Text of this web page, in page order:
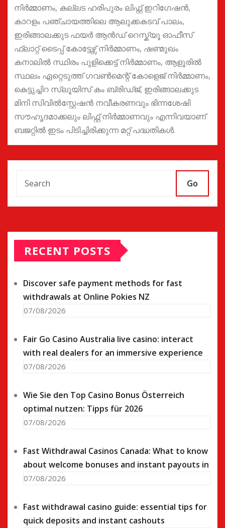
നിർമ്മാണം, കല്ലട ഹരിപുരം ലിഫ്റ്റ് ഇറിഗേഷൻ,
കാറളം പഞ്ചായത്തിലെ ആലുക്കകടവ് പാലം,
ഇരിങ്ങാലക്കുട ഫയർ ആൻഡ് റെസ്ക്യൂ ഓഫീസ്
ഫ്ലാറ്റ് ടൈപ്പ് കോട്ടേഴ്സ് നിർമ്മാണം, ഷണ്മുഖം
കനാലിൽ സ്ഥിരം പുളിക്കെട്ട് നിർമ്മാണം, ആളൂരിൽ
സ്ഥലം ഏറ്റെടുത്ത് ഗവൺമെന്റ് കോളെജ് നിർമ്മാണം,
കെട്ടുച്ചിറ സ്ലൂയിസ് കം ബ്രിഡ്ജ്, ഇരിങ്ങാലക്കുട
മിനി സിവിൽസ്റ്റേഷൻ നവീകരണവും ഭിന്നശേഷി
സൗഹൃദമാക്കലും ലിഫ്റ്റ് നിർമ്മാണവും എന്നിവയാണ്
ബജറ്റിൽ ഇടം പിടിച്ചിരിക്കുന്ന മറ്റ് പദ്ധതികൾ.
Go
RECENT POSTS
Discover safe payment methods for fast
withdrawals at Online Pokies NZ
07/08/2026
Fair Go Casino Australia live casino: interact
with real dealers for an immersive experience
07/08/2026
Wie Sie den Top Casino Bonus Österreich
optimal nutzen: Tipps für 2026
07/08/2026
Fast Withdrawal Casinos Canada: What to know
about welcome bonuses and instant payouts in
07/08/2026
Fast withdrawal casino guide: essential tips for
quick deposits and instant cashouts